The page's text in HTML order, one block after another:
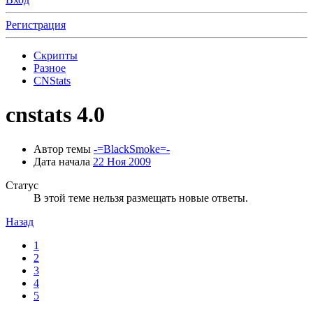
Регистрация
Скрипты
Разное
CNStats
cnstats 4.0
Автор темы -=BlackSmoke=-
Дата начала 22 Ноя 2009
Статус
В этой теме нельзя размещать новые ответы.
Назад
1
2
3
4
5